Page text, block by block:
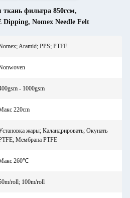
фильтра 850гсм,
Dipping, Nomex Needle Felt
Aramid; PPS; PTFE
- 1000gsm
220cm
жары; Каландрировать; Окунать
Мембрана PTFE
260℃
roll; 100m/roll